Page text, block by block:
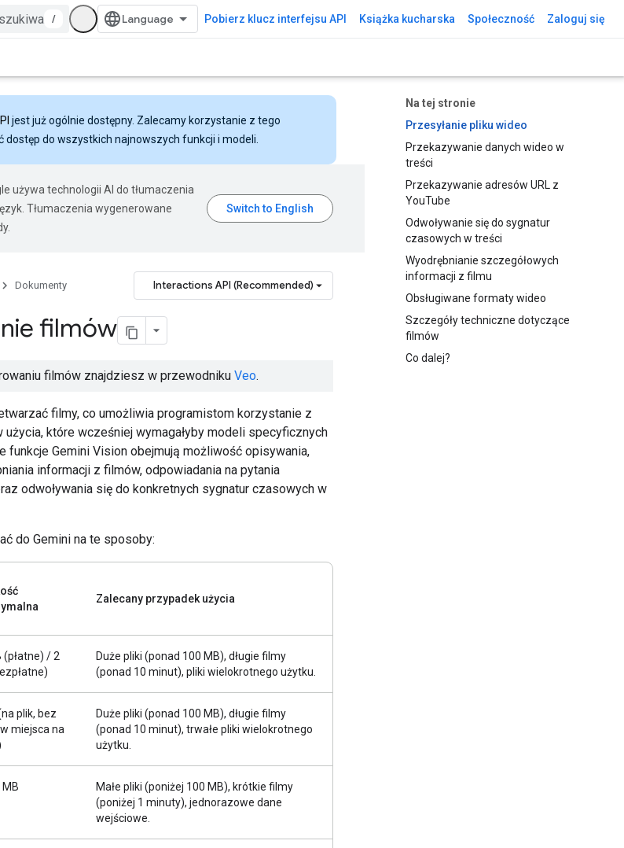
/ Pobierz klucz interfejsu API Książka kucharska Społeczność Zaloguj się
Na tej stronie
Przesyłanie pliku wideo
Przekazywanie danych wideo w
treści
Przekazywanie adresów URL z
YouTube
Odwoływanie się do sygnatur
czasowych w treści
Wyodrębnianie szczegółowych
informacji z filmu
Obsługiwane formaty wideo
Szczegóły techniczne dotyczące
filmów
Co dalej?
jest już ogólnie dostępny. Zalecamy korzystanie z tego
dostęp do wszystkich najnowszych funkcji i modeli.
używa technologii AI do tłumaczenia
Tłumaczenia wygenerowane
Dokumenty Interactions API (Recommended)
filmów
filmów znajdziesz w przewodniku Veo.
filmy, co umożliwia programistom korzystanie z
które wcześniej wymagałyby modeli specyficznych
funkcje Gemini Vision obejmują możliwość opisywania,
informacji z filmów, odpowiadania na pytania
odwoływania się do konkretnych sygnatur czasowych w
do Gemini na te sposoby:
Zalecany przypadek użycia
(płatne) / 2
Duże pliki (ponad 100 MB), długie filmy
(ponad 10 minut), pliki wielokrotnego użytku.
plik, bez
miejsca na
Duże pliki (ponad 100 MB), długie filmy
(ponad 10 minut), trwałe pliki wielokrotnego
użytku.
MB
Małe pliki (poniżej 100 MB), krótkie filmy
(poniżej 1 minuty), jednorazowe dane
wejściowe.